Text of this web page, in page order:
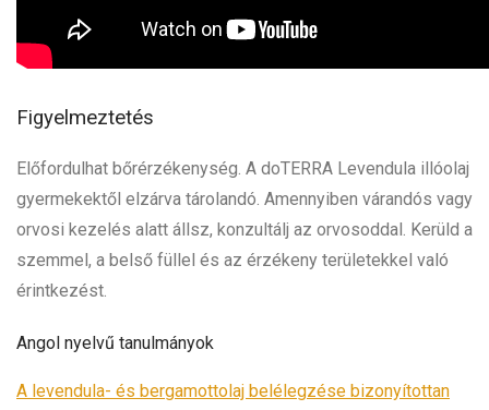
Figyelmeztetés
Előfordulhat bőrérzékenység. A doTERRA Levendula illóolaj
gyermekektől elzárva tárolandó. Amennyiben várandós vagy
orvosi kezelés alatt állsz, konzultálj az orvosoddal. Kerüld a
szemmel, a belső füllel és az érzékeny területekkel való
érintkezést.
Angol nyelvű tanulmányok
A levendula- és bergamottolaj belélegzése bizonyítottan